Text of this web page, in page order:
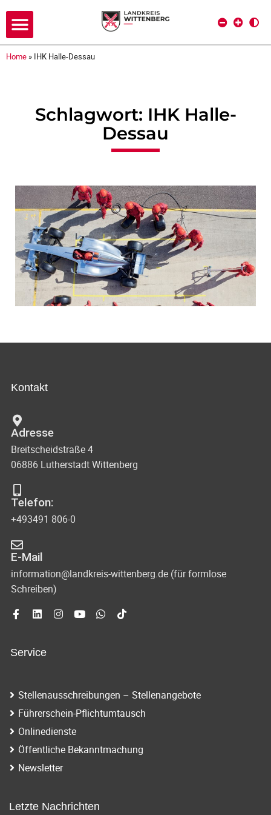
Home » IHK Halle-Dessau
Schlagwort: IHK Halle-
Dessau
Kontakt
Adresse
Breitscheidstraße 4
06886 Lutherstadt Wittenberg
Telefon:
+493491 806-0
E-Mail
information@landkreis-wittenberg.de (für formlose
Schreiben)
Service
Stellenausschreibungen – Stellenangebote
Führerschein-Pflichtumtausch
Onlinedienste
Öffentliche Bekanntmachung
Newsletter
Letzte Nachrichten